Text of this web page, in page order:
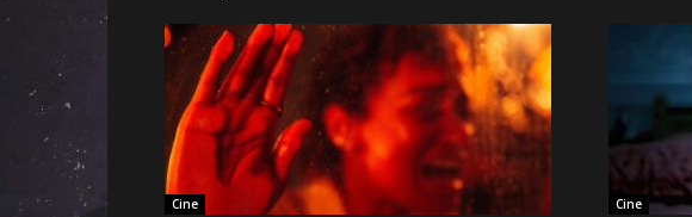
Cine Cine